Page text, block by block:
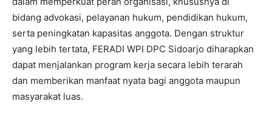
bidang advokasi, pelayanan hukum, pendidikan hukum,
serta peningkatan kapasitas anggota. Dengan struktur
yang lebih tertata, FERADI WPI DPC Sidoarjo diharapkan
dapat menjalankan program kerja secara lebih terarah
dan memberikan manfaat nyata bagi anggota maupun
masyarakat luas.